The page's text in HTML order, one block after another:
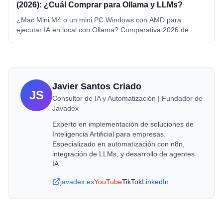
(2026): ¿Cuál Comprar para Ollama y LLMs?
¿Mac Mini M4 o un mini PC Windows con AMD para
ejecutar IA en local con Ollama? Comparativa 2026 de
JS
Javier Santos Criado
Consultor de IA y Automatización | Fundador de
Javadex
Experto en implementación de soluciones de
Inteligencia Artificial para empresas.
Especializado en automatización con n8n,
integración de LLMs, y desarrollo de agentes
IA.
javadex.esYouTubeTikTokLinkedIn